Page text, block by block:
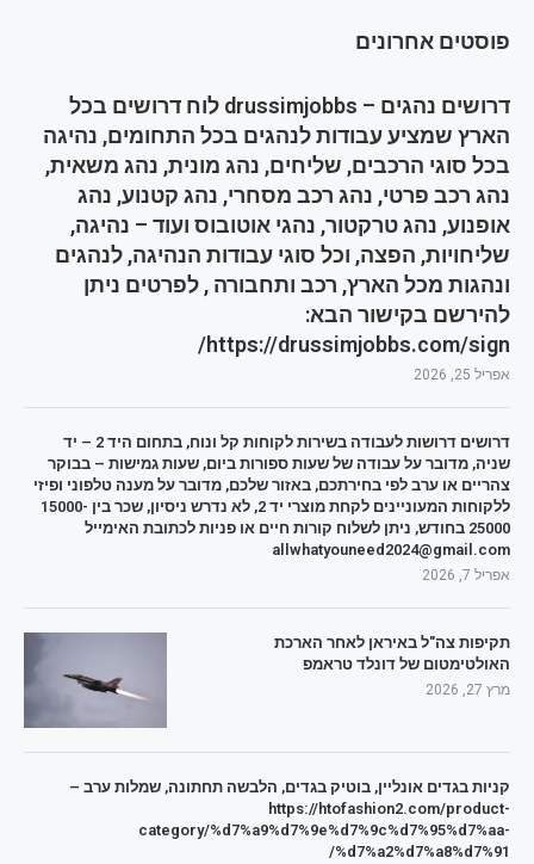
פוסטים אחרונים
דרושים נהגים – drussimjobbs לוח דרושים בכל
הארץ שמציע עבודות לנהגים בכל התחומים, נהיגה
בכל סוגי הרכבים, שליחים, נהג מונית, נהג משאית,
נהג רכב פרטי, נהג רכב מסחרי, נהג קטנוע, נהג
אופנוע, נהג טרקטור, נהגי אוטובוס ועוד – נהיגה,
שליחויות, הפצה, וכל סוגי עבודות הנהיגה, לנהגים
ונהגות מכל הארץ, רכב ותחבורה , לפרטים ניתן
להירשם בקישור הבא:
https://drussimjobbs.com/sign/
אפריל 25, 2026
דרושים דרושות לעבודה בשירות לקוחות קל ונוח, בתחום היד 2 – יד
שניה, מדובר על עבודה של שעות ספורות ביום, שעות גמישות – בבוקר
צהריים או ערב לפי בחירתכם, באזור שלכם, מדובר על מענה טלפוני ופיזי
ללקוחות המעוניינים לקחת מוצרי יד 2, לא נדרש ניסיון, שכר בין 15000-
25000 בחודש, ניתן לשלוח קורות חיים או פניות לכתובת האימייל
allwhatyouneed2024@gmail.com
אפריל 7, 2026
תקיפות צה"ל באיראן לאחר הארכת
האולטימטום של דונלד טראמפ
מרץ 27, 2026
קניות בגדים אונליין, בוטיק בגדים, הלבשה תחתונה, שמלות ערב –
https://htofashion2.com/product-
category/%d7%a9%d7%9e%d7%9c%d7%95%d7%aa-
%d7%a2%d7%a8%d7%91/